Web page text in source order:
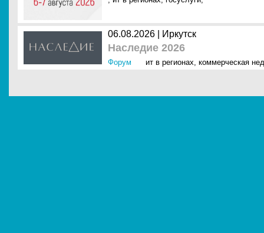
06.08.2026 | Иркутск
Наследие 2026
Форум ит в регионах, коммерческая